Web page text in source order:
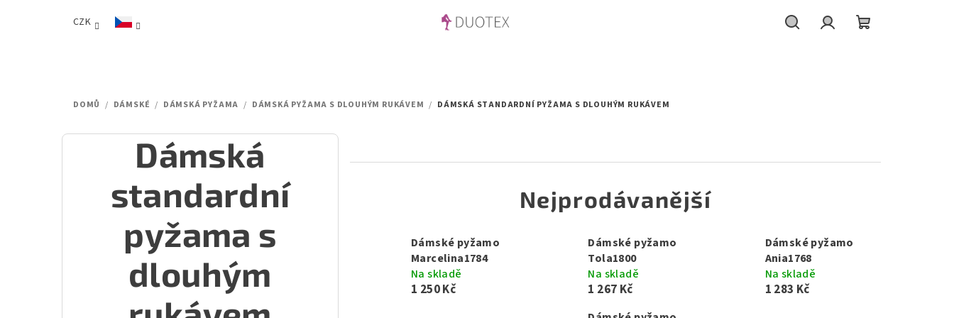
CZK
DOMŮ / DÁMSKÉ / DÁMSKÁ PYŽAMA / DÁMSKÁ PYŽAMA S DLOUHÝM RUKÁVEM / DÁMSKÁ STANDARDNÍ PYŽAMA S DLOUHÝM RUKÁVEM
Dámská
standardní
pyžama s
dlouhým
Nejprodávanější
Dámské pyžamo
Marcelina1784
Na skladě
1 250 Kč
Dámské pyžamo
Tola1800
Na skladě
1 267 Kč
Dámské pyžamo
Ania1768
Na skladě
1 283 Kč